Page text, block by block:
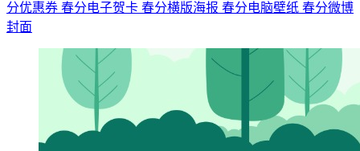
分优惠券 春分电子贺卡 春分横版海报 春分电脑壁纸 春分微博
封面